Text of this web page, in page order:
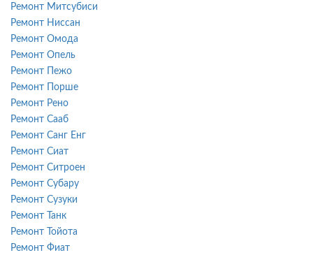
Ремонт Митсубиси
Ремонт Ниссан
Ремонт Омода
Ремонт Опель
Ремонт Пежо
Ремонт Порше
Ремонт Рено
Ремонт Сааб
Ремонт Санг Енг
Ремонт Сиат
Ремонт Ситроен
Ремонт Субару
Ремонт Сузуки
Ремонт Танк
Ремонт Тойота
Ремонт Фиат